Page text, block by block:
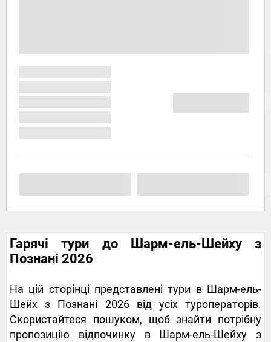
Гарячі тури до Шарм-ель-Шейху з
Познані 2026
На цій сторінці представлені тури в Шарм-ель-
Шейх з Познані 2026 від усіх туроператорів.
Скористайтеся пошуком, щоб знайти потрібну
пропозицію відпочинку в Шарм-ель-Шейху з